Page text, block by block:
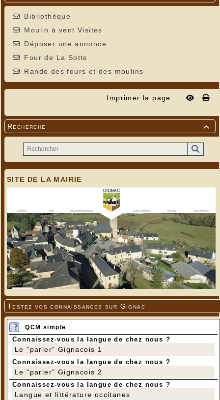
Bibliothèque
Moulin à vent Visites
Déposer une annonce
Four de La Sotte
Rando des fours et des moulins
Imprimer la page...

Recherche
SITE DE LA MAIRIE
Testez vos connaissances sur Gignac
QCM simple
Connaissez-vous la langue de chez nous ?
Le "parler" Gignacois 1
Connaissez-vous la langue de chez nous ?
Le "parler" Gignacois 2
Connaissez-vous la langue de chez nous ?
Langue et littérature occitanes